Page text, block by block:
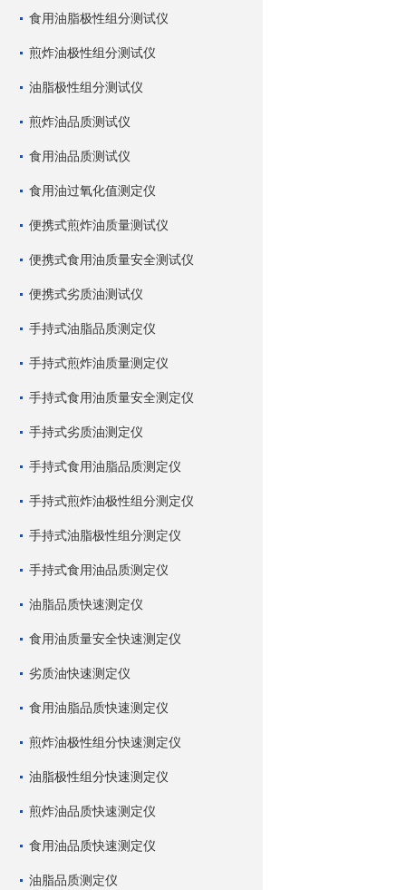
食用油脂极性组分测试仪
煎炸油极性组分测试仪
油脂极性组分测试仪
煎炸油品质测试仪
食用油品质测试仪
食用油过氧化值测定仪
便携式煎炸油质量测试仪
便携式食用油质量安全测试仪
便携式劣质油测试仪
手持式油脂品质测定仪
手持式煎炸油质量测定仪
手持式食用油质量安全测定仪
手持式劣质油测定仪
手持式食用油脂品质测定仪
手持式煎炸油极性组分测定仪
手持式油脂极性组分测定仪
手持式食用油品质测定仪
油脂品质快速测定仪
食用油质量安全快速测定仪
劣质油快速测定仪
食用油脂品质快速测定仪
煎炸油极性组分快速测定仪
油脂极性组分快速测定仪
煎炸油品质快速测定仪
食用油品质快速测定仪
油脂品质测定仪